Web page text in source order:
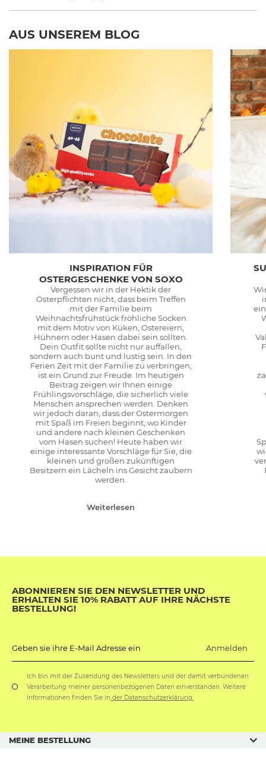
AUS UNSEREM BLOG
INSPIRATION FÜR
OSTERGESCHENKE VON SOXO
Vergessen wir in der Hektik der
Osterpflichten nicht, dass beim Treffen
mit der Familie beim
Weihnachtsfrühstück fröhliche Socken
mit dem Motiv von Küken, Ostereiern,
Hühnern oder Hasen dabei sein sollten.
Dein Outfit sollte nicht nur auffallen,
sondern auch bunt und lustig sein. In den
Ferien Zeit mit der Familie zu verbringen,
ist ein Grund zur Freude. Im heutigen
Beitrag zeigen wir Ihnen einige
Frühlingsvorschläge, die sicherlich viele
Menschen ansprechen werden. Denken
wir jedoch daran, dass der Ostermorgen
mit Spaß im Freien beginnt, wo Kinder
und andere nach kleinen Geschenken
vom Hasen suchen! Heute haben wir
einige interessante Vorschläge für Sie, die
kleinen und großen zukünftigen
Besitzern ein Lächeln ins Gesicht zaubern
werden.
Weiterlesen
ABONNIEREN SIE DEN NEWSLETTER UND
ERHALTEN SIE 10% RABATT AUF IHRE NÄCHSTE
BESTELLUNG!
Geben sie ihre E-Mail Adresse ein Anmelden
Ich bin mit der Zusendung des Newsletters und der damit verbundenen
Verarbeitung meiner personenbezogenen Daten einverstanden. Weitere
Informationen finden Sie in der Datenschutzerklärung.
MEINE BESTELLUNG